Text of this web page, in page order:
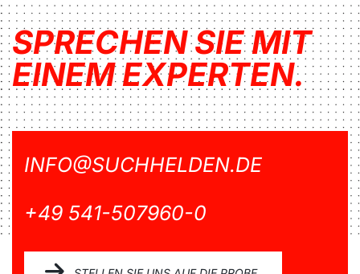
SPRECHEN SIE MIT
EINEM EXPERTEN.
INFO@SUCHHELDEN.DE
+49 541-507960-0